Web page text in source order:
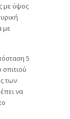
με ύψος
με
5
των
να